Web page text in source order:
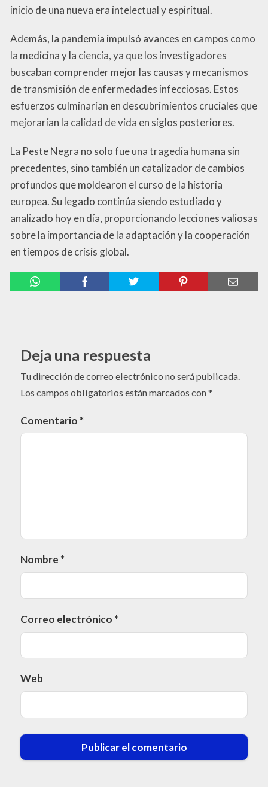
inicio de una nueva era intelectual y espiritual.
Además, la pandemia impulsó avances en campos como
la medicina y la ciencia, ya que los investigadores
buscaban comprender mejor las causas y mecanismos
de transmisión de enfermedades infecciosas. Estos
esfuerzos culminarían en descubrimientos cruciales que
mejorarían la calidad de vida en siglos posteriores.
La Peste Negra no solo fue una tragedia humana sin
precedentes, sino también un catalizador de cambios
profundos que moldearon el curso de la historia
europea. Su legado continúa siendo estudiado y
analizado hoy en día, proporcionando lecciones valiosas
sobre la importancia de la adaptación y la cooperación
en tiempos de crisis global.
Deja una respuesta
Tu dirección de correo electrónico no será publicada.
Los campos obligatorios están marcados con*
Comentario *
Nombre *
Correo electrónico *
Web